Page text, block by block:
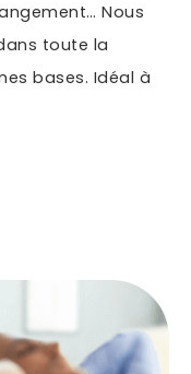
Nous
toute la
bases. Idéal à
que les
dans le cadre